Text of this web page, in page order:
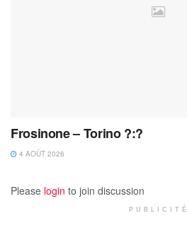
Frosinone – Torino ?:?
4 AOÛT 2026
Please login to join discussion
PUBLICITÉ